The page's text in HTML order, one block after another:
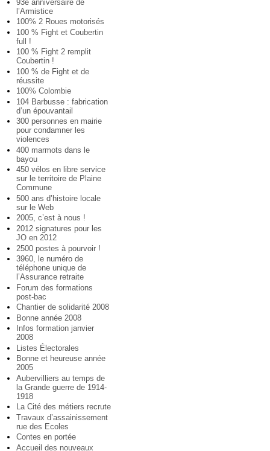
93e anniversaire de
l’Armistice
100% 2 Roues motorisés
100 % Fight et Coubertin
full !
100 % Fight 2 remplit
Coubertin !
100 % de Fight et de
réussite
100% Colombie
104 Barbusse : fabrication
d’un épouvantail
300 personnes en mairie
pour condamner les
violences
400 marmots dans le
bayou
450 vélos en libre service
sur le territoire de Plaine
Commune
500 ans d’histoire locale
sur le Web
2005, c’est à nous !
2012 signatures pour les
JO en 2012
2500 postes à pourvoir !
3960, le numéro de
téléphone unique de
l’Assurance retraite
Forum des formations
post-bac
Chantier de solidarité 2008
Bonne année 2008
Infos formation janvier
2008
Listes Électorales
Bonne et heureuse année
2005
Aubervilliers au temps de
la Grande guerre de 1914-
1918
La Cité des métiers recrute
Travaux d’assainissement
rue des Ecoles
Contes en portée
Accueil des nouveaux